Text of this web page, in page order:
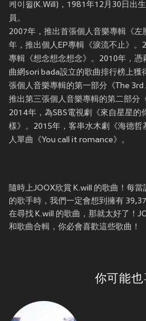
케이윌(K.Will)，1981年12月30日出
員。
2007年，推出首張個人音樂專輯《
年，推出個人EP專輯《淚流不止》
專輯《想念想念想念》。2010年，
曲網sori bada設立的歌曲排行榜上獲
張個人音樂專輯的第一部分《The
推出第三張個人音樂專輯的第二部分
2014年，為SBS電視劇《來自星星的
樣》。2015年，客串水木劇《海德哲
人單曲《You call it romance》。
隨時上JOOX欣賞 K.will 的歌曲！每
的歌手時，我們一定會想到擁有
在尋找 K.will 的歌曲，那就太好了！
和歌曲合輯，你必會喜歡這些歌曲！
你可能也